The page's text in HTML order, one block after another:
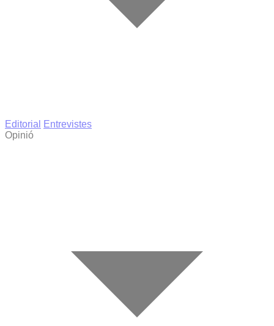
Editorial
Entrevistes
Opinió